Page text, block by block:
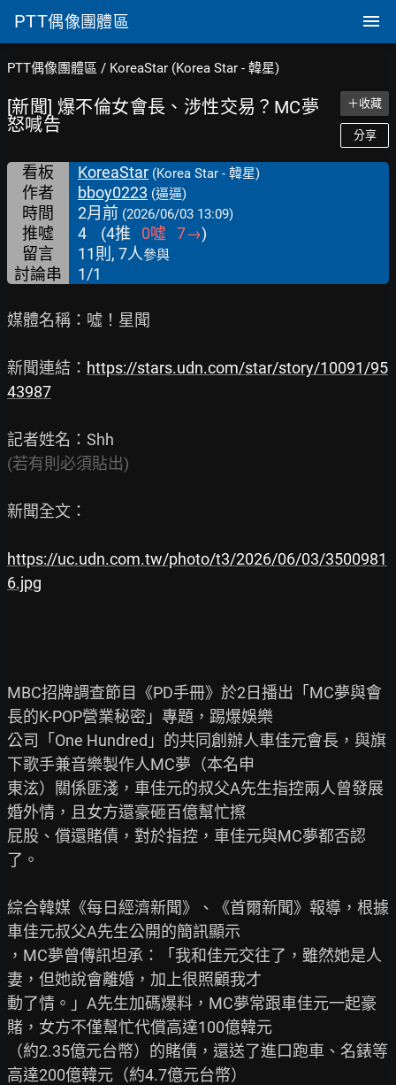
PTT偶像團體區
PTT偶像團體區 / KoreaStar (Korea Star - 韓星)
[新聞] 爆不倫女會長、涉性交易？MC夢
怒喊告
＋收藏
分享
看板 KoreaStar (Korea Star - 韓星)
作者 bboy0223 (逼逼)
時間 2月前 (2026/06/03 13:09)
推噓 4 (4推 0噓 7→)
留言
11則, 7人參與
討論串 1/1
媒體名稱：噓！星聞
新聞連結： https://stars.udn.com/star/story/10091/95
43987
(若有則必須貼出)
新聞全文：
https://uc.udn.com.tw/photo/t3/2026/06/03/3500981
6.jpg
MBC招牌調查節目《PD手冊》於2日播出「MC夢與會
長的K-POP營業秘密」專題，踢爆娛樂
公司「One Hundred」的共同創辦人車佳元會長，與旗
下歌手兼音樂製作人MC夢（本名申
東泫）關係匪淺，車佳元的叔父A先生指控兩人曾發展
婚外情，且女方還豪砸百億幫忙擦
屁股、償還賭債，對於指控，車佳元與MC夢都否認
了。
綜合韓媒《每日經濟新聞》、《首爾新聞》報導，根據
車佳元叔父A先生公開的簡訊顯示
，MC夢曾傳訊坦承：「我和佳元交往了，雖然她是人
妻，但她說會離婚，加上很照顧我才
動了情。」A先生加碼爆料，MC夢常跟車佳元一起豪
賭，女方不僅幫忙代償高達100億韓元
（約2.35億元台幣）的賭債，還送了進口跑車、名錶等
高達200億韓元（約4.7億元台幣）